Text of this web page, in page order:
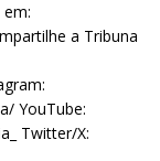
a Tribuna
YouTube:
Twitter/X: